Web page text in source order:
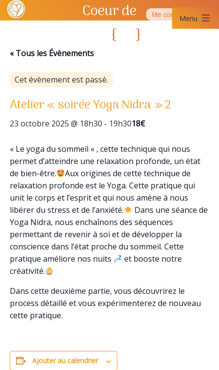
Aller
au
Coeur de
{ }
Me contacter
Yoga
SQY
Menu
« Tous les Évènements
Cet évènement est passé.
Atelier « soirée Yoga Nidra » 2
23 octobre 2025 @ 18h30 - 19h3018€
« Le yoga du sommeil « , cette technique qui nous
permet d’atteindre une relaxation profonde, un état
de bien-être.
Aux origines de cette technique de
relaxation profonde est le Yoga. Cette pratique qui
unit le corps et l’esprit et qui nous amène à nous
libérer du stress et de l’anxiété.
Dans une séance de
Yoga Nidra, nous enchaînons des séquences
permettant de revenir à soi et de développer la
conscience dans l’état proche du sommeil. Cette
pratique améliore nos nuits
et booste notre
créativité.
Dans cette deuxième partie, vous découvrirez le
process détaillé et vous expérimenterez de nouveau
cette pratique.
Ajouter au calendrier